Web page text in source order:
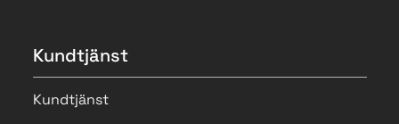
Kundtjänst
Kundtjänst